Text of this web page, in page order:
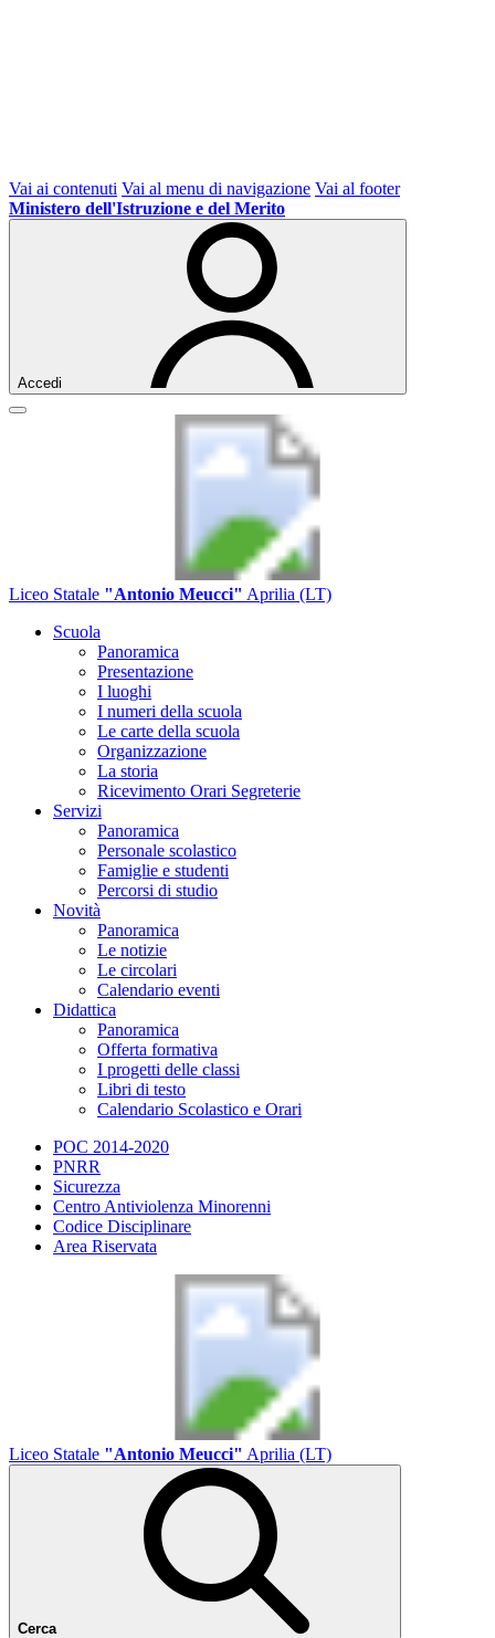
Vai ai contenuti Vai al menu di navigazione Vai al footer
Ministero dell'Istruzione e del Merito
Accedi
Liceo Statale "Antonio Meucci" Aprilia (LT)
Scuola
Panoramica
Presentazione
I luoghi
I numeri della scuola
Le carte della scuola
Organizzazione
La storia
Ricevimento Orari Segreterie
Servizi
Panoramica
Personale scolastico
Famiglie e studenti
Percorsi di studio
Novità
Panoramica
Le notizie
Le circolari
Calendario eventi
Didattica
Panoramica
Offerta formativa
I progetti delle classi
Libri di testo
Calendario Scolastico e Orari
POC 2014-2020
PNRR
Sicurezza
Centro Antiviolenza Minorenni
Codice Disciplinare
Area Riservata
Liceo Statale "Antonio Meucci" Aprilia (LT)
Cerca